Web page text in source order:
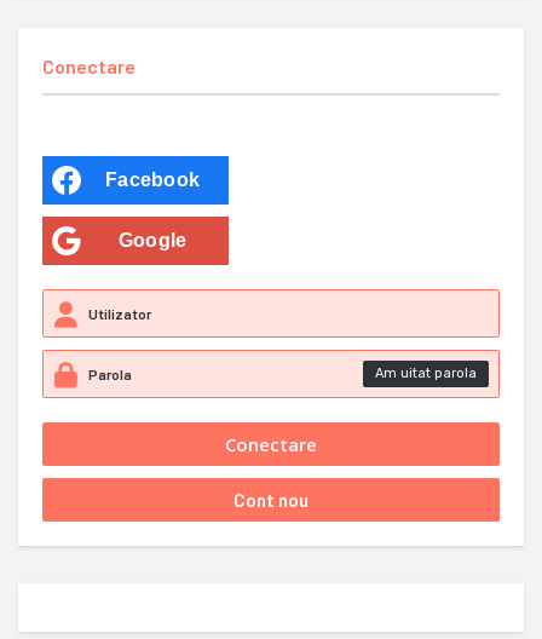
Conectare
Facebook
Google
Am uitat parola